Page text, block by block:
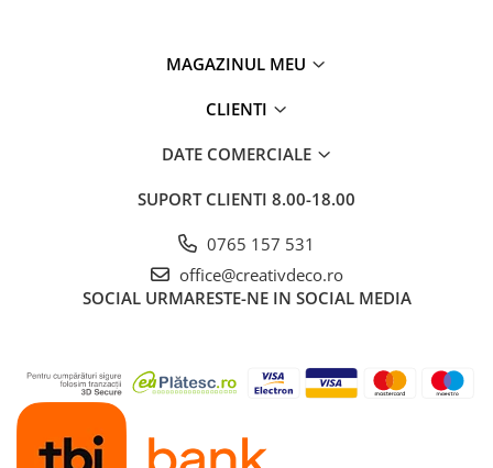
MAGAZINUL MEU
CLIENTI
DATE COMERCIALE
SUPORT CLIENTI 8.00-18.00
0765 157 531
office@creativdeco.ro
SOCIAL URMARESTE-NE IN SOCIAL MEDIA